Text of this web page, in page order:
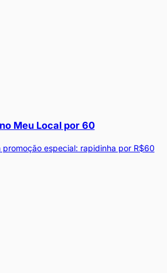
Meu Local por 60
promoção especial: rapidinha por R$60